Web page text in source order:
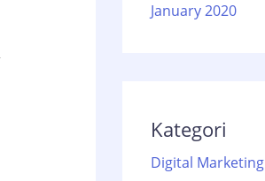
January 2020
Kategori
Digital Marketing